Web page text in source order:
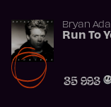
Bryan
Run To
35 993